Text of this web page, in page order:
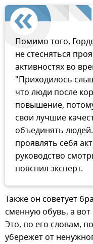
Помимо того,
не стесняться
активностях во
"Приходилось
что люди после
повышение,
свои лучшие
объединять
проявлять себя
руководство
пояснил эксперт.
Также он советует
сменную обувь, а
Это, по его словам,
убережет от